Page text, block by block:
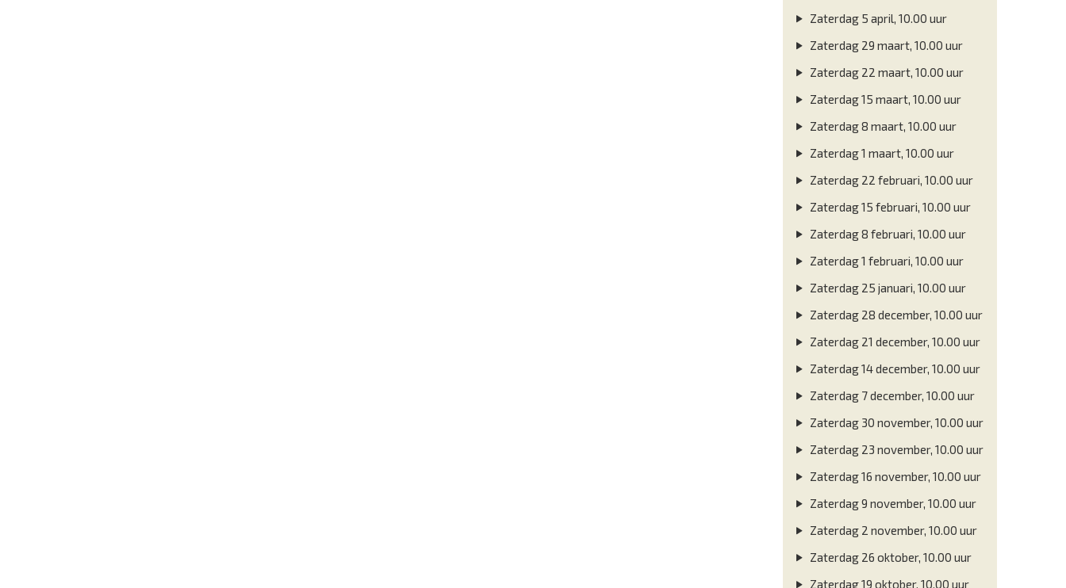
Zaterdag 5 april, 10.00 uur
Zaterdag 29 maart, 10.00 uur
Zaterdag 22 maart, 10.00 uur
Zaterdag 15 maart, 10.00 uur
Zaterdag 8 maart, 10.00 uur
Zaterdag 1 maart, 10.00 uur
Zaterdag 22 februari, 10.00 uur
Zaterdag 15 februari, 10.00 uur
Zaterdag 8 februari, 10.00 uur
Zaterdag 1 februari, 10.00 uur
Zaterdag 25 januari, 10.00 uur
Zaterdag 28 december, 10.00 uur
Zaterdag 21 december, 10.00 uur
Zaterdag 14 december, 10.00 uur
Zaterdag 7 december, 10.00 uur
Zaterdag 30 november, 10.00 uur
Zaterdag 23 november, 10.00 uur
Zaterdag 16 november, 10.00 uur
Zaterdag 9 november, 10.00 uur
Zaterdag 2 november, 10.00 uur
Zaterdag 26 oktober, 10.00 uur
Zaterdag 19 oktober, 10.00 uur